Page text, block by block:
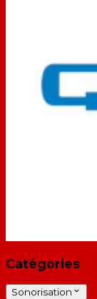
Catégories
Sonorisation